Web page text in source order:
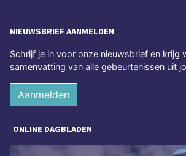
NIEUWSBRIEF AANMELDEN
Schrijf je in voor onze nieuwsbrief en krijg
samenvatting van alle gebeurtenissen uit
Aanmelden
ONLINE DAGBLADEN